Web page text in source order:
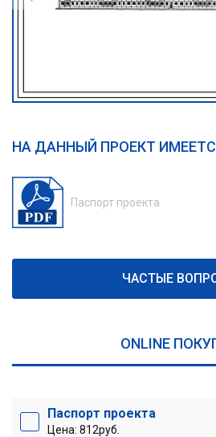
НА ДАННЫЙ ПРОЕКТ
Паспорт проекта
ЧАСТЫЕ
ONLINE
Паспорт проекта
Цена: 812руб.